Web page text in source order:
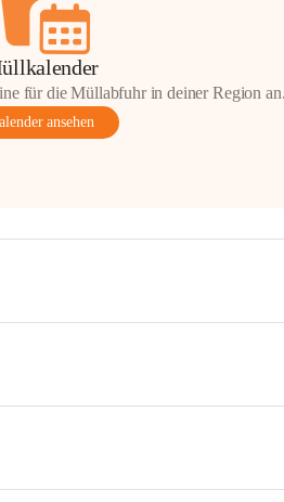
für die Müllabfuhr in deiner Region
ansehen